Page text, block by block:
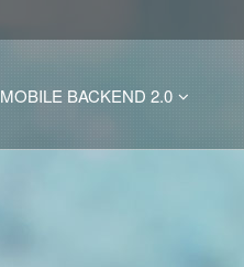
MOBILE BACKEND 2.0